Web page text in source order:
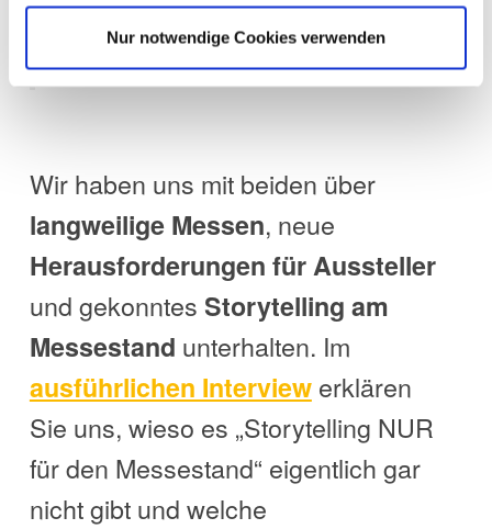
Nur notwendige Cookies verwenden
Unternehmen geschaffen. Dafür
sind Messen enorm wichtig.
Wir haben uns mit beiden über
langweilige Messen, neue
Herausforderungen für Aussteller
und gekonntes Storytelling am
Messestand unterhalten. Im
ausführlichen Interviewerklären
Sie uns, wieso es „Storytelling NUR
für den Messestand“ eigentlich gar
nicht gibt und welche